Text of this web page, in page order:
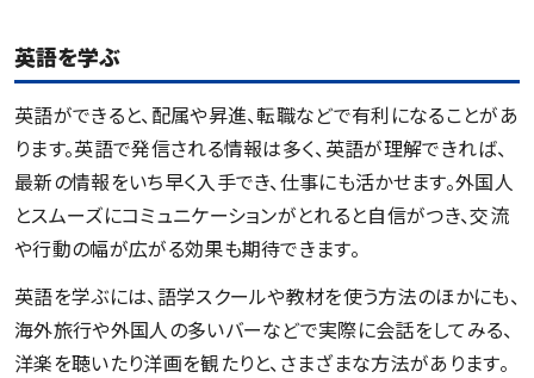
英語を学ぶ
英語ができると、配属や昇進、転職などで有利になることがあ
ります。英語で発信される情報は多く、英語が理解できれば、
最新の情報をいち早く入手でき、仕事にも活かせます。外国人
とスムーズにコミュニケーションがとれると自信がつき、交流
や行動の幅が広がる効果も期待できます。
英語を学ぶには、語学スクールや教材を使う方法のほかにも、
海外旅行や外国人の多いバーなどで実際に会話をしてみる、
洋楽を聴いたり洋画を観たりと、さまざまな方法があります。